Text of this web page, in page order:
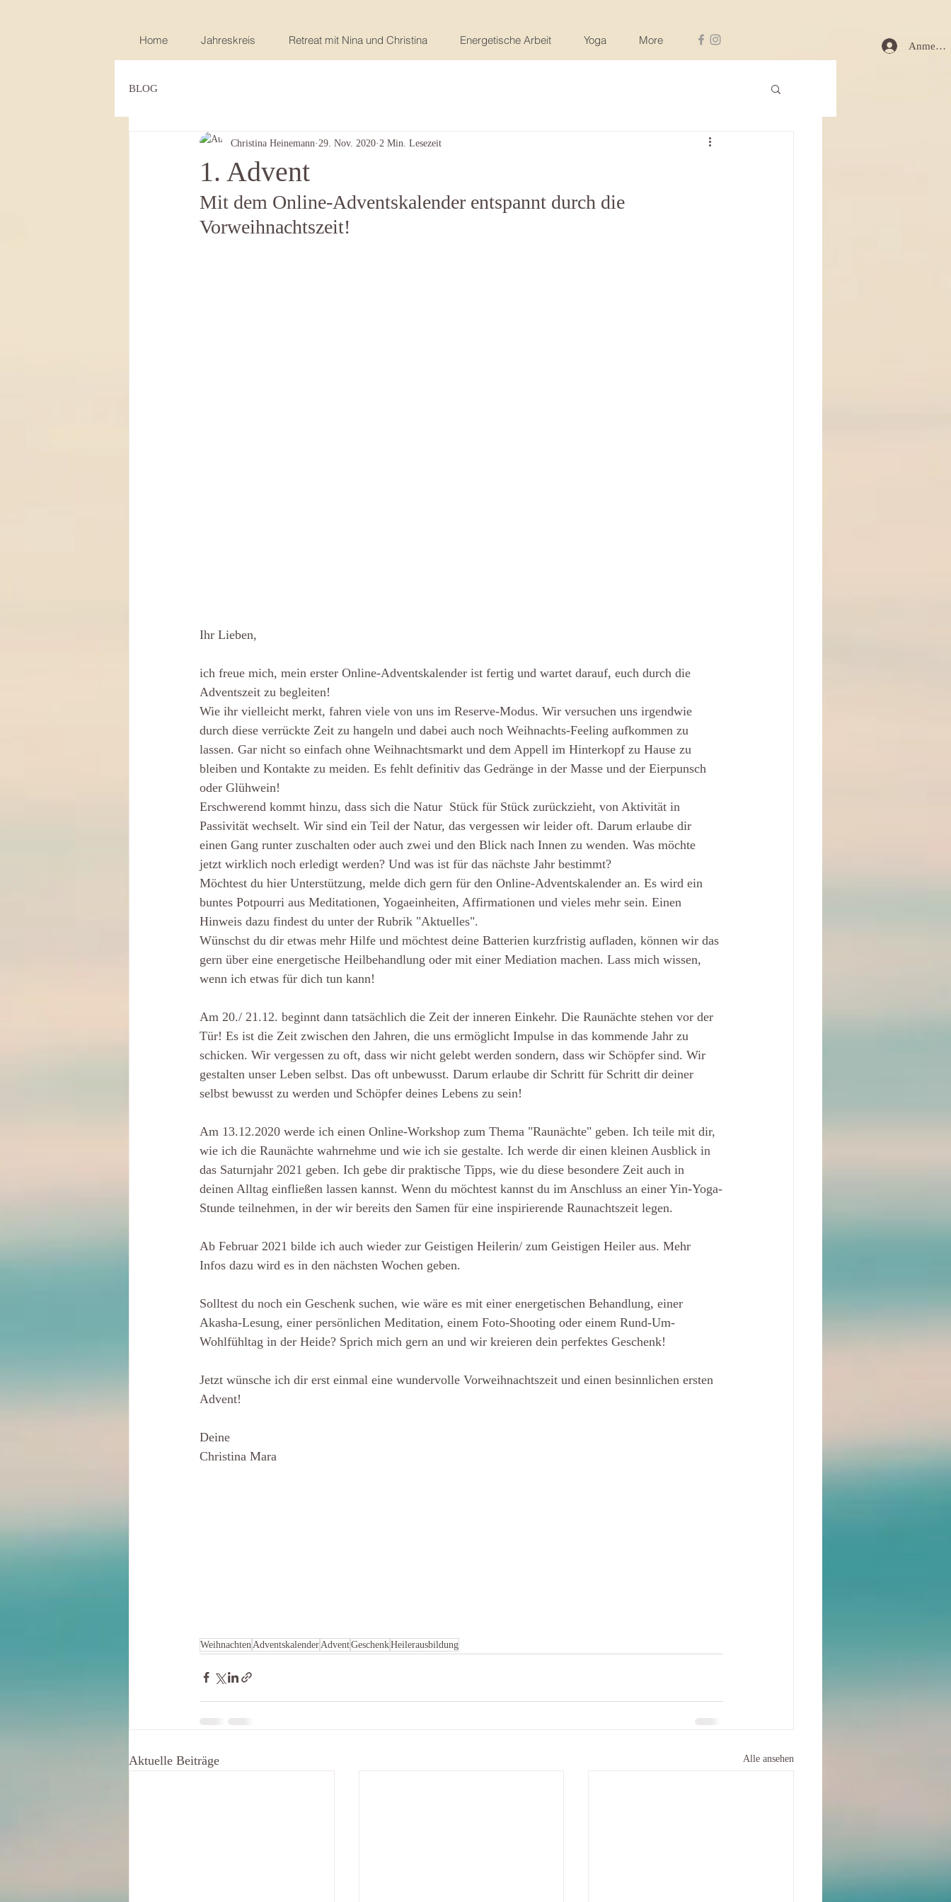
Home Jahreskreis Retreat mit Nina und Christina Energetische Arbeit Yoga More
BLOG
1. Advent
Christina Heinemann 29. Nov. 2020 2 Min. Lesezeit
Mit dem Online-Adventskalender entspannt durch die
Vorweihnachtszeit!
Ihr Lieben,
ich freue mich, mein erster Online-Adventskalender ist fertig und wartet darauf, euch durch die
Adventszeit zu begleiten!
Wie ihr vielleicht merkt, fahren viele von uns im Reserve-Modus. Wir versuchen uns irgendwie
durch diese verrückte Zeit zu hangeln und dabei auch noch Weihnachts-Feeling aufkommen zu
lassen. Gar nicht so einfach ohne Weihnachtsmarkt und dem Appell im Hinterkopf zu Hause zu
bleiben und Kontakte zu meiden. Es fehlt definitiv das Gedränge in der Masse und der Eierpunsch
oder Glühwein!
Erschwerend kommt hinzu, dass sich die Natur  Stück für Stück zurückzieht, von Aktivität in
Passivität wechselt. Wir sind ein Teil der Natur, das vergessen wir leider oft. Darum erlaube dir
einen Gang runter zuschalten oder auch zwei und den Blick nach Innen zu wenden. Was möchte
jetzt wirklich noch erledigt werden? Und was ist für das nächste Jahr bestimmt?
Möchtest du hier Unterstützung, melde dich gern für den Online-Adventskalender an. Es wird ein
buntes Potpourri aus Meditationen, Yogaeinheiten, Affirmationen und vieles mehr sein. Einen
Hinweis dazu findest du unter der Rubrik "Aktuelles".
Wünschst du dir etwas mehr Hilfe und möchtest deine Batterien kurzfristig aufladen, können wir das
gern über eine energetische Heilbehandlung oder mit einer Mediation machen. Lass mich wissen,
wenn ich etwas für dich tun kann!
Am 20./ 21.12. beginnt dann tatsächlich die Zeit der inneren Einkehr. Die Raunächte stehen vor der
Tür! Es ist die Zeit zwischen den Jahren, die uns ermöglicht Impulse in das kommende Jahr zu
schicken. Wir vergessen zu oft, dass wir nicht gelebt werden sondern, dass wir Schöpfer sind. Wir
gestalten unser Leben selbst. Das oft unbewusst. Darum erlaube dir Schritt für Schritt dir deiner
selbst bewusst zu werden und Schöpfer deines Lebens zu sein!
Am 13.12.2020 werde ich einen Online-Workshop zum Thema "Raunächte" geben. Ich teile mit dir,
wie ich die Raunächte wahrnehme und wie ich sie gestalte. Ich werde dir einen kleinen Ausblick in
das Saturnjahr 2021 geben. Ich gebe dir praktische Tipps, wie du diese besondere Zeit auch in
deinen Alltag einfließen lassen kannst. Wenn du möchtest kannst du im Anschluss an einer Yin-Yoga-
Stunde teilnehmen, in der wir bereits den Samen für eine inspirierende Raunachtszeit legen.
Ab Februar 2021 bilde ich auch wieder zur Geistigen Heilerin/ zum Geistigen Heiler aus. Mehr
Infos dazu wird es in den nächsten Wochen geben.
Solltest du noch ein Geschenk suchen, wie wäre es mit einer energetischen Behandlung, einer
Akasha-Lesung, einer persönlichen Meditation, einem Foto-Shooting oder einem Rund-Um-
Wohlfühltag in der Heide? Sprich mich gern an und wir kreieren dein perfektes Geschenk!
Jetzt wünsche ich dir erst einmal eine wundervolle Vorweihnachtszeit und einen besinnlichen ersten
Advent!
Deine
Christina Mara
Weihnachten Adventskalender AdventGeschenkHeilerausbildung
Aktuelle Beiträge Alle ansehen